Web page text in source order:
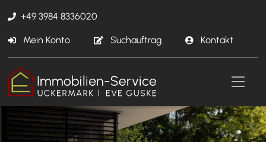
+49 3984 8336020
Mein Konto Suchauftrag Kontakt